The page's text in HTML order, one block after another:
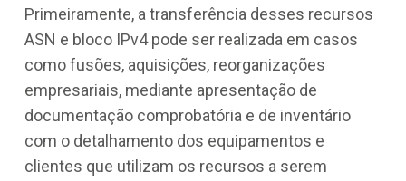
Primeiramente, a transferência desses recursos
ASN e bloco IPv4 pode ser realizada em casos
como fusões, aquisições, reorganizações
empresariais, mediante apresentação de
documentação comprobatória e de inventário
com o detalhamento dos equipamentos e
clientes que utilizam os recursos a serem